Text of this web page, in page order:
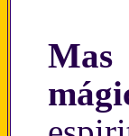
Mas